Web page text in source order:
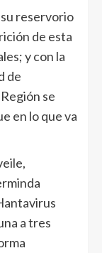
reservorio
de esta
y con la
de
se
en lo que va
a tres